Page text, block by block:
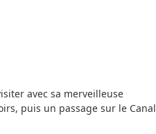
avec sa merveilleuse
puis un passage sur le Canal